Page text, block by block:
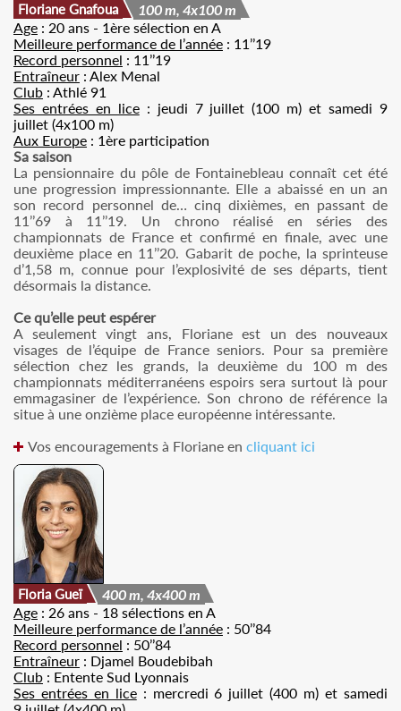
Floriane Gnafoua
100 m, 4x100 m
Age : 20 ans - 1ère sélection en A
Meilleure performance de l’année : 11’’19
Record personnel : 11’’19
Entraîneur : Alex Menal
Club : Athlé 91
Ses entrées en lice: jeudi 7 juillet (100 m) et samedi 9
juillet (4x100 m)
Aux Europe : 1ère participation
Sa saison
La pensionnaire du pôle de Fontainebleau connaît cet été
une progression impressionnante. Elle a abaissé en un an
son record personnel de… cinq dixièmes, en passant de
11’’69 à 11’’19. Un chrono réalisé en séries des
championnats de France et confirmé en finale, avec une
deuxième place en 11’’20. Gabarit de poche, la sprinteuse
d’1,58 m, connue pour l’explosivité de ses départs, tient
désormais la distance.
Ce qu’elle peut espérer
A seulement vingt ans, Floriane est un des nouveaux
visages de l’équipe de France seniors. Pour sa première
sélection chez les grands, la deuxième du 100 m des
championnats méditerranéens espoirs sera surtout là pour
emmagasiner de l’expérience. Son chrono de référence la
situe à une onzième place européenne intéressante.
Vos encouragements à Floriane en cliquant ici
Floria Gueï
400 m, 4x400 m
Age : 26 ans - 18 sélections en A
Meilleure performance de l’année : 50’’84
Record personnel : 50’’84
Entraîneur : Djamel Boudebibah
Club : Entente Sud Lyonnais
Ses entrées en lice: mercredi 6 juillet (400 m) et samedi